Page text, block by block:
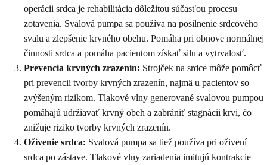
operácii srdca je rehabilitácia dôležitou súčasťou procesu
zotavenia. Svalová pumpa sa používa na posilnenie srdcového
svalu a zlepšenie krvného obehu. Pomáha pri obnove normálnej
činnosti srdca a pomáha pacientom získať silu a vytrvalosť.
Prevencia krvných zrazenín: Strojček na srdce môže pomôcť
pri prevencii tvorby krvných zrazenín, najmä u pacientov so
zvýšeným rizikom. Tlakové vlny generované svalovou pumpou
pomáhajú udržiavať krvný obeh a zabrániť stagnácii krvi, čo
znižuje riziko tvorby krvných zrazenín.
Oživenie srdca: Svalová pumpa sa tiež používa pri oživení
srdca po zástave. Tlakové vlny zariadenia imitujú kontrakcie